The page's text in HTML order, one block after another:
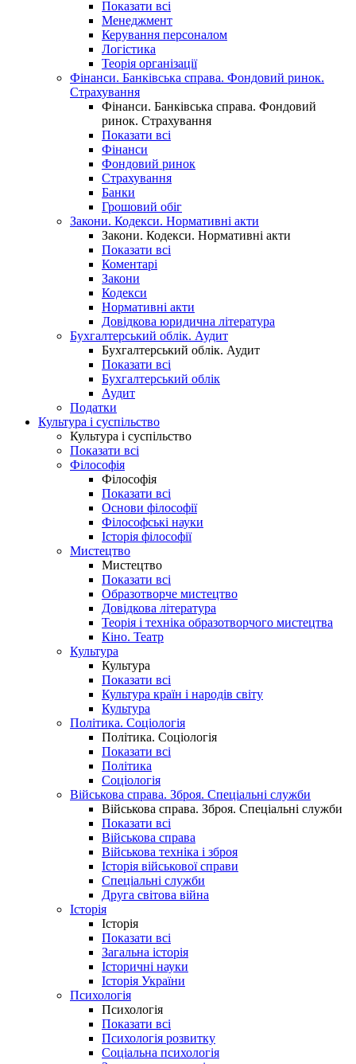
Показати всі
Менеджмент
Керування персоналом
Логістика
Теорія організації
Фінанси. Банківська справа. Фондовий ринок.
Страхування
Фінанси. Банківська справа. Фондовий
ринок. Страхування
Показати всі
Фінанси
Фондовий ринок
Страхування
Банки
Грошовий обіг
Закони. Кодекси. Нормативні акти
Закони. Кодекси. Нормативні акти
Показати всі
Коментарі
Закони
Кодекси
Нормативні акти
Довідкова юридична література
Бухгалтерський облік. Аудит
Бухгалтерський облік. Аудит
Показати всі
Бухгалтерський облік
Аудит
Податки
Культура і суспільство
Культура і суспільство
Показати всі
Філософія
Філософія
Показати всі
Основи філософії
Філософські науки
Історія філософії
Мистецтво
Мистецтво
Показати всі
Образотворче мистецтво
Довідкова література
Теорія і техніка образотворчого мистецтва
Кіно. Театр
Культура
Культура
Показати всі
Культура країн і народів світу
Культура
Політика. Соціологія
Політика. Соціологія
Показати всі
Політика
Соціологія
Військова справа. Зброя. Спеціальні служби
Військова справа. Зброя. Спеціальні служби
Показати всі
Військова справа
Військова техніка і зброя
Історія військової справи
Спеціальні служби
Друга світова війна
Історія
Історія
Показати всі
Загальна історія
Історичні науки
Історія України
Психологія
Психологія
Показати всі
Психологія розвитку
Соціальна психологія